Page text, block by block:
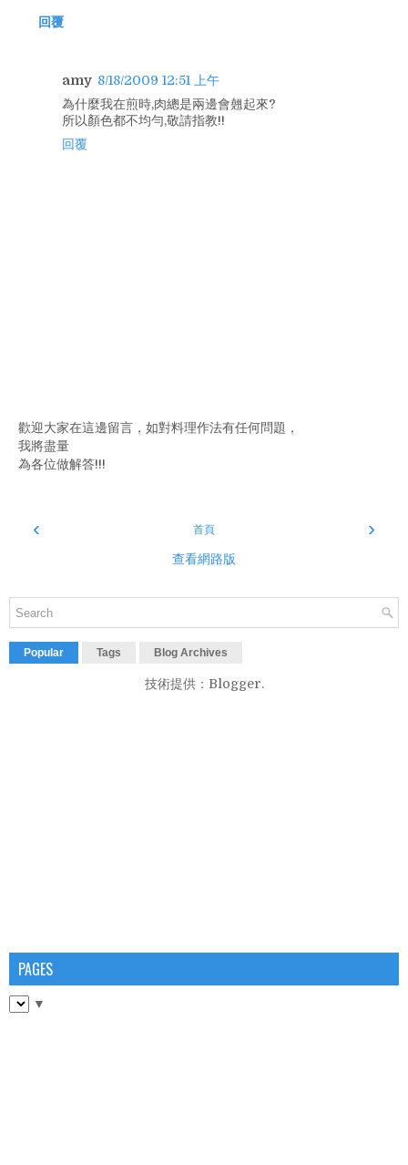
回覆
amy 8/18/2009 12:51 上午
為什麼我在煎時,肉總是兩邊會翹起來?
所以顏色都不均勻,敬請指教!!
回覆
歡迎大家在這邊留言，如對料理作法有任何問題，
我將盡量
為各位做解答!!!
‹ ›
首頁
查看網路版
Popular Tags Blog Archives
技術提供： Blogger.
PAGES
▼